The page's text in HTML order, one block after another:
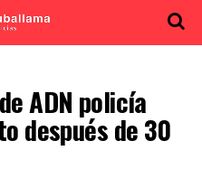
ADN policía
después de 30